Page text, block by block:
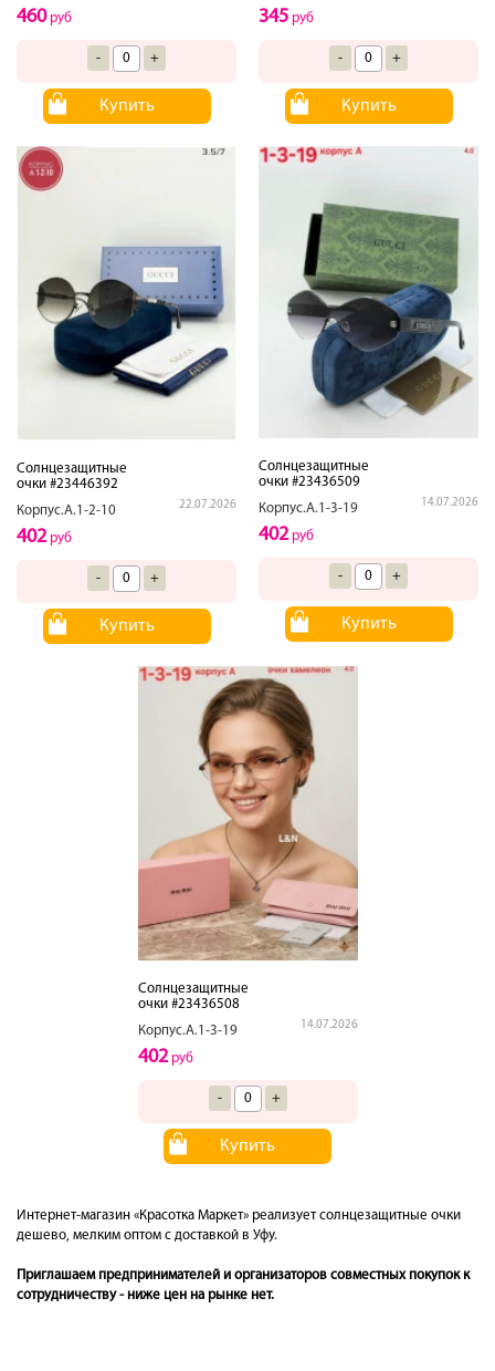
460руб
- +
Купить
345 руб
- +
Купить
Солнцезащитные
очки #23446392
Корпус.А.1-2-10
22.07.2026
402руб
- +
Купить
Солнцезащитные
очки #23436509
Корпус.А.1-3-19
14.07.2026
402руб
- +
Купить
Солнцезащитные
очки #23436508
Корпус.А.1-3-19
14.07.2026
402руб
- +
Купить
Интернет-магазин «Красотка Маркет» реализует солнцезащитные очки
дешево, мелким оптом с доставкой в Уфу.
Приглашаем предпринимателей и организаторов совместных покупок к
сотрудничеству - ниже цен на рынке нет.